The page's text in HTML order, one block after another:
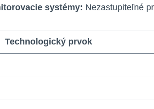
systémy: Nezastupiteľné
Technologický prvok